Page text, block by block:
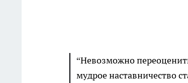
“Невозможно
мудрое наставничество